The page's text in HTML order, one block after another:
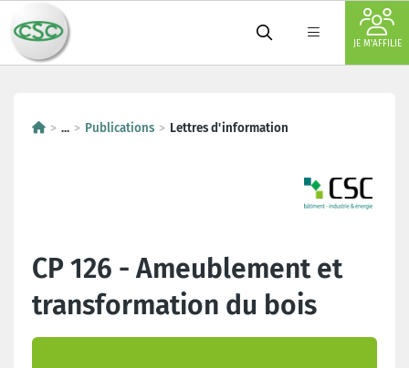
JE M'AFFILIE
... Publications Lettres d'information
CP 126 - Ameublement et
transformation du bois